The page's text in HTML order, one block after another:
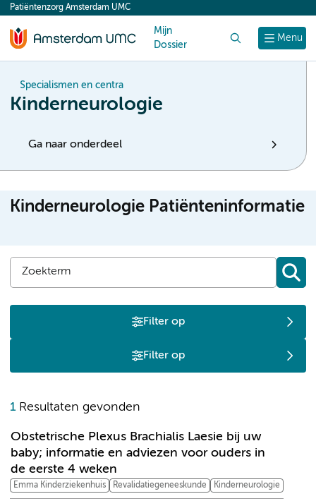
content
Menu
Patiëntenzorg Amsterdam UMC
Mijn
Dossier
Specialismen en centra
Kinderneurologie
Ga naar onderdeel
Kinderneurologie Patiënteninformatie
Filter op
Filter op
1Resultaten gevonden
Obstetrische Plexus Brachialis Laesie bij uw
baby; informatie en adviezen voor ouders in
de eerste 4 weken
Emma Kinderziekenhuis Revalidatiegeneeskunde Kinderneurologie